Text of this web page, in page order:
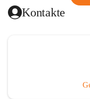
Kontakte